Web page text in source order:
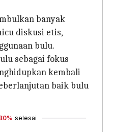
banyak
diskusi etis,
bulu.
sebagai fokus
kembali
baik bulu
selesai